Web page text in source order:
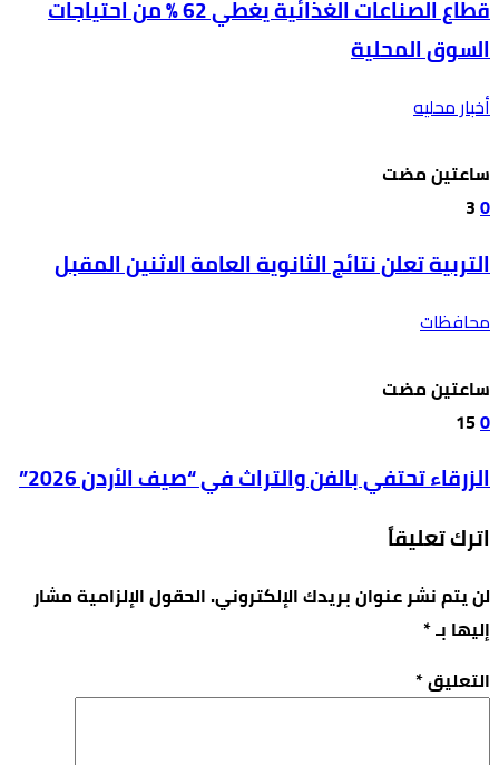
قطاع الصناعات الغذائية يغطي 62 % من احتياجات
السوق المحلية
أخبار محليه
‫‫‫‏‫ساعتين مضت‬
0
3
التربية تعلن نتائج الثانوية العامة الاثنين المقبل
محافظات
‫‫‫‏‫ساعتين مضت‬
0
15
الزرقاء تحتفي بالفن والتراث في “صيف الأردن 2026”
اترك تعليقاً
لن يتم نشر عنوان بريدك الإلكتروني.الحقول الإلزامية مشار
إليها بـ*
التعليق*